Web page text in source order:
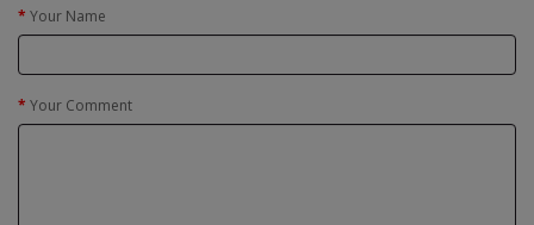
Your Name
Your Comment